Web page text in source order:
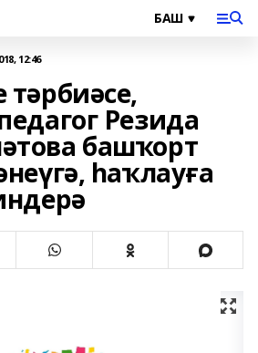
12:46
Резида
башҡорт
һаҡлауға